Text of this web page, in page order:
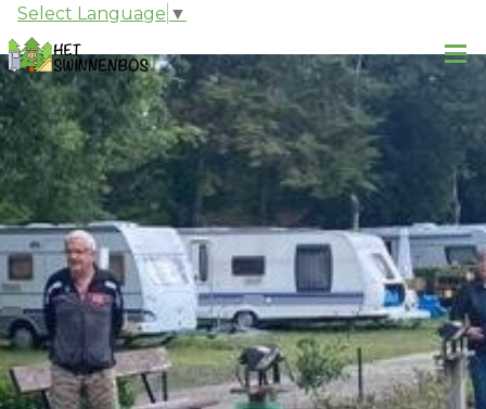
Select Language ▼